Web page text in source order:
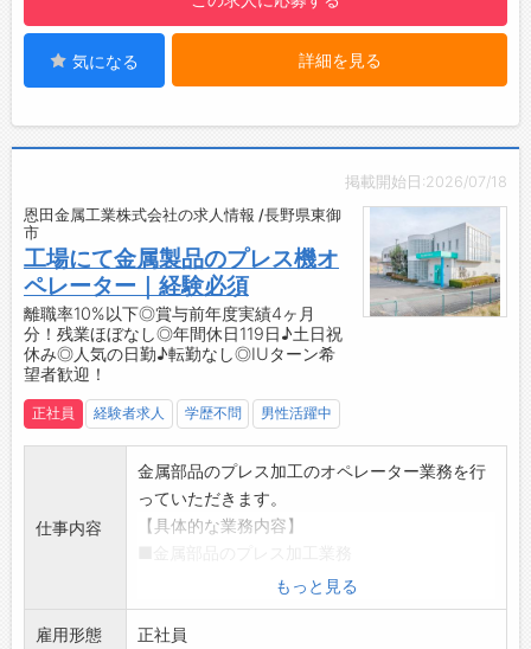
＾＾
☆----------------------------------------
業務を覚えていただきます。
・分からないことはその都度お答えします◎
・様々な色柄や形状のボタンをチームで作り上
る職場です。
直接雇用のチャンスあり！将来的な安定を見据
えて働けます。
▼紹介予定派遣とは？
・半年後に派遣先企業へ雇用が切り替わる派遣
のことです！
【こんな方にオススメ♪】
◆コツコツ作業が得意な方
◇黙々と働ける環境が好きな方
◆体を動かす仕事を探している方
◇正社員になれるチャンスも欲しい方
☆----------------------------------------
当社では他にも以下のような方が働いている職
場もございます。
・工場作業員/工場内作業 未経験の方
気になる 詳細を見る
掲載開始日:2026/07/18
恩田金属工業株式会社の求人情報 /長野県東御
市
工場にて金属製品のプレス機オ
ペレーター｜経験必須
離職率10%以下◎賞与前年度実績4ヶ月
分！残業ほぼなし◎年間休日119日♪土日祝
休み◎人気の日勤♪転勤なし◎IUターン希
望者歓迎！
正社員 経験者求人 学歴不問 男性活躍中
仕事内容
金属部品のプレス加工のオペレーター業務を行
っていただきます。
【具体的な業務内容】
・プレス加工品の寸法チェック（ノギス・マイ
クロメータ使用）
※基本、立ち仕事になります。
もっと見る
雇用形態 正社員